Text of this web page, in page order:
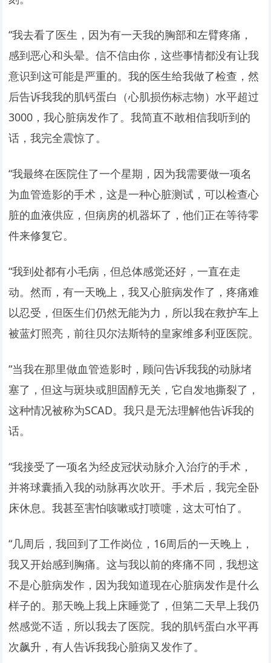
“我去看了医生，因为有一天我的胸部和左臂疼痛，
感到恶心和头晕。信不信由你，这些事情都没有让我
意识到这可能是严重的。我的医生给我做了检查，然
后告诉我我的肌钙蛋白（心肌损伤标志物）水平超过
3000，我心脏病发作了。我简直不敢相信我听到的
话，我完全震惊了。
“我最终在医院住了一个星期，因为我需要做一项名
为血管造影的手术，这是一种心脏测试，可以检查心
脏的血液供应，但病房的机器坏了，他们正在等待零
件来修复它。
“我到处都有小毛病，但总体感觉还好，一直在走
动。然而，有一天晚上，我又心脏病发作了，疼痛难
以忍受，但医生们仍然无能为力，所以我在救护车上
被蓝灯照亮，前往贝尔法斯特的皇家维多利亚医院。
“当我在那里做血管造影时，顾问告诉我我的动脉堵
塞了，但这与斑块或胆固醇无关，它自发地撕裂了，
这种情况被称为SCAD。我只是无法理解他告诉我的
话。
“我接受了一项名为经皮冠状动脉介入治疗的手术，
并将球囊插入我的动脉再次吹开。手术后，我完全卧
床休息。我甚至害怕咳嗽或打喷嚏，这太可怕了。
“几周后，我回到了工作岗位，16周后的一天晚上，
我又开始感到胸痛。这与我以前的疼痛不同，我想这
不是心脏病发作，因为我知道现在心脏病发作是什么
样子的。那天晚上我上床睡觉了，但第二天早上我仍
然感觉不适，所以我去了医院。我的肌钙蛋白水平再
次飙升，有人告诉我我心脏病又发作了。